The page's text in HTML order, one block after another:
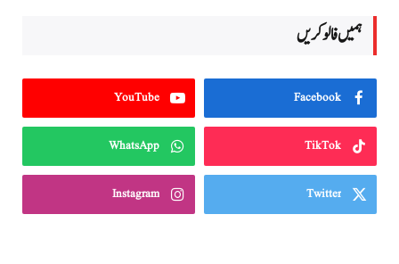
ہمیں فالو کریں
Facebook
YouTube
TikTok
WhatsApp
Twitter
Instagram